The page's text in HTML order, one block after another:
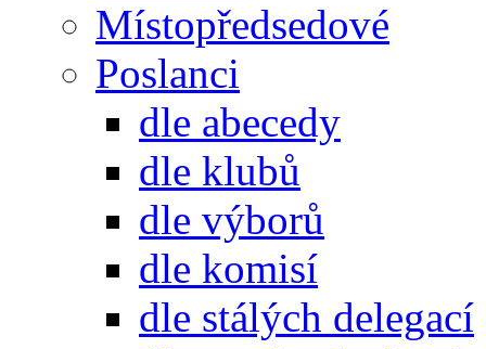
Místopředsedové
Poslanci
dle abecedy
dle klubů
dle výborů
dle komisí
dle stálých delegací